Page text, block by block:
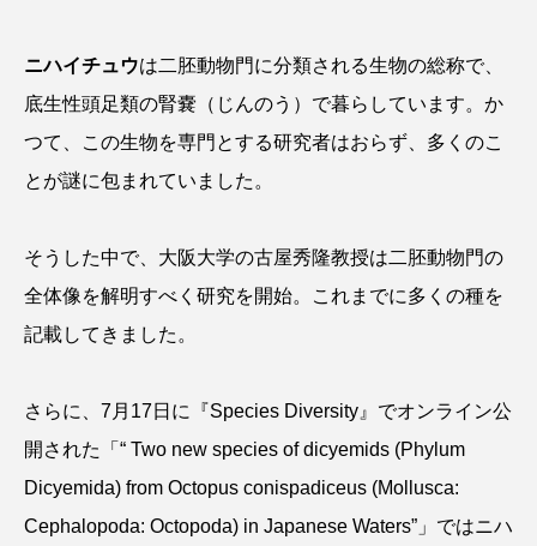
アサヒガニ アザアシ アシカ アジ
アッキガイ アナゴ アブラツノザメ
アマダイ アミメハギ アメリカザリガニ
アユ アリアケギバチ
イッカク イトウ イトヒキアジ
イトヨリダイ イモリ イラスト
ニハイチュウは二胚動物門に分類される生物の総称で、
底生性頭足類の腎嚢（じんのう）で暮らしています。か
つて、この生物を専門とする研究者はおらず、多くのこ
とが謎に包まれていました。
そうした中で、大阪大学の古屋秀隆教授は二胚動物門の
全体像を解明すべく研究を開始。これまでに多くの種を
記載してきました。
さらに、7月17日に『Species Diversity』でオンライン公
開された「“ Two new species of dicyemids (Phylum
Dicyemida) from Octopus conispadiceus (Mollusca:
Cephalopoda: Octopoda) in Japanese Waters”」ではニハ